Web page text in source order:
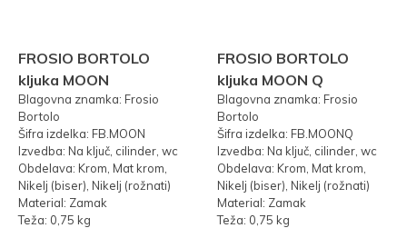
FROSIO BORTOLO
kljuka MOON
Blagovna znamka: Frosio
Bortolo
Šifra izdelka: FB.MOON
Izvedba: Na ključ, cilinder, wc
Obdelava: Krom, Mat krom,
Nikelj (biser), Nikelj (rožnati)
Material: Zamak
Teža: 0,75 kg
FROSIO BORTOLO
kljuka MOON Q
Blagovna znamka: Frosio
Bortolo
Šifra izdelka: FB.MOONQ
Izvedba: Na ključ, cilinder, wc
Obdelava: Krom, Mat krom,
Nikelj (biser), Nikelj (rožnati)
Material: Zamak
Teža: 0,75 kg